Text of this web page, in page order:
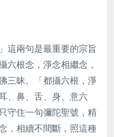
這兩句是最重要的宗旨
六根念，淨念相繼念，
三昧。「都攝六根，淨
、鼻、舌、身、意六
守住一句彌陀聖號，精
，相續不間斷，照這種